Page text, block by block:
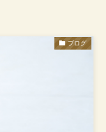
ブログ